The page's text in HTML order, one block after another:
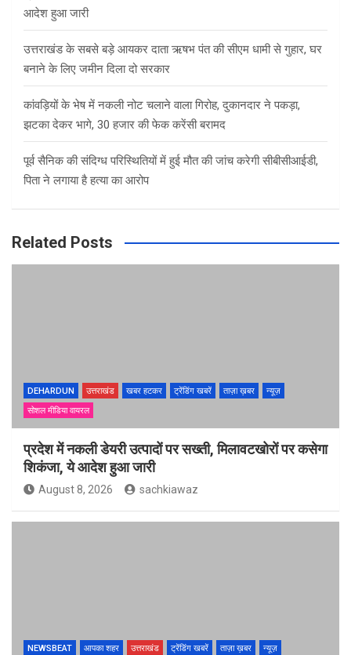
आदेश हुआ जारी
उत्तराखंड के सबसे बड़े आयकर दाता ऋषभ पंत की सीएम धामी से गुहार, घर
बनाने के लिए जमीन दिला दो सरकार
कांवड़ियों के भेष में नकली नोट चलाने वाला गिरोह, दुकानदार ने पकड़ा,
झटका देकर भागे, 30 हजार की फेक करेंसी बरामद
पूर्व सैनिक की संदिग्ध परिस्थितियों में हुई मौत की जांच करेगी सीबीसीआईडी,
पिता ने लगाया है हत्या का आरोप
Related Posts
DEHARDUN उत्तराखंड खबर हटकर ट्रेंडिंग खबरें ताज़ा ख़बर
न्यूज़
सोशल मीडिया वायरल
प्रदेश में नकली डेयरी उत्पादों पर सख्ती, मिलावटखोरों पर कसेगा
शिकंजा, ये आदेश हुआ जारी
August 8, 2026 sachkiawaz
NEWSBEAT आपका शहर उत्तराखंड ट्रेंडिंग खबरें ताज़ा ख़बर
न्यूज़